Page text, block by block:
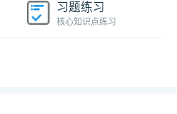
习题练习
核心知识点练习